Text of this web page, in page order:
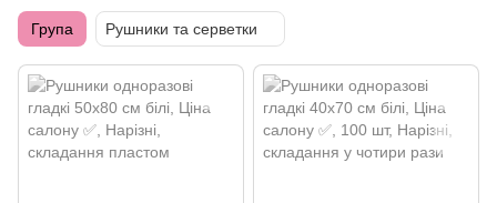
Група Рушники та серветки